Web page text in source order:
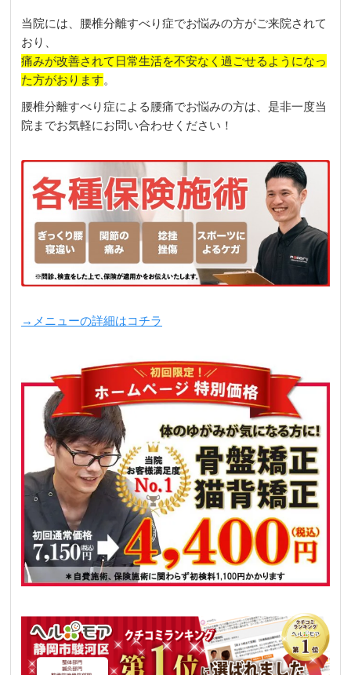
当院には、腰椎分離すべり症でお悩みの方がご来院されて
おり、
痛みが改善されて日常生活を不安なく過ごせるようになっ
た方がおります。
腰椎分離すべり症による腰痛でお悩みの方は、是非一度当
院までお気軽にお問い合わせください！
→メニューの詳細はコチラ